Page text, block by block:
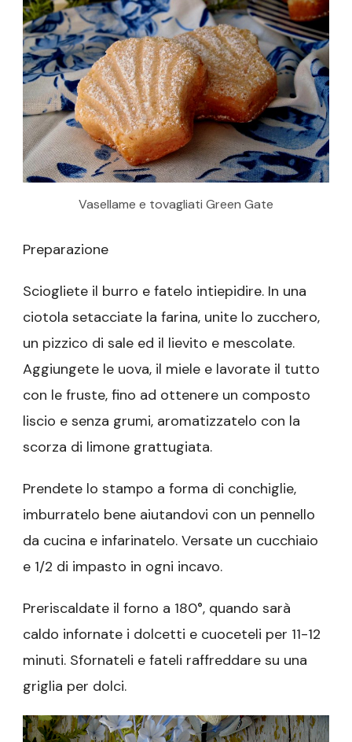
Vasellame e tovagliati Green Gate
Preparazione
Sciogliete il burro e fatelo intiepidire. In una
ciotola setacciate la farina, unite lo zucchero,
un pizzico di sale ed il lievito e mescolate.
Aggiungete le uova, il miele e lavorate il tutto
con le fruste, fino ad ottenere un composto
liscio e senza grumi, aromatizzatelo con la
scorza di limone grattugiata.
Prendete lo stampo a forma di conchiglie,
imburratelo bene aiutandovi con un pennello
da cucina e infarinatelo. Versate un cucchiaio
e 1/2 di impasto in ogni incavo.
Preriscaldate il forno a 180°, quando sarà
caldo infornate i dolcetti e cuoceteli per 11-12
minuti. Sfornateli e fateli raffreddare su una
griglia per dolci.